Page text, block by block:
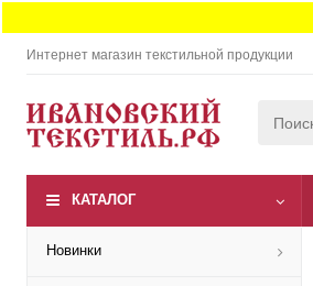
Интернет магазин текстильной продукции
КАТАЛОГ
Новинки